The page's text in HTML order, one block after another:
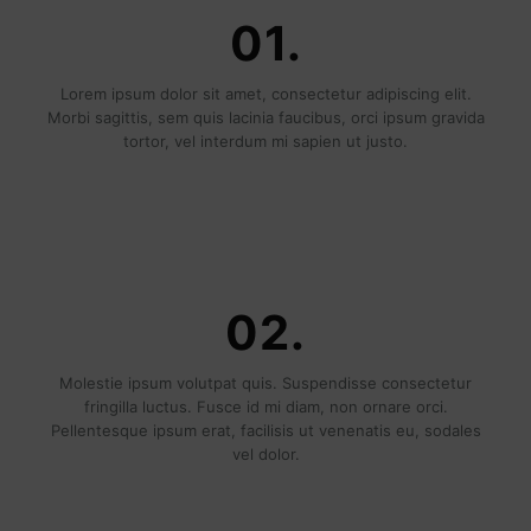
01.
Lorem ipsum dolor sit amet, consectetur adipiscing elit.
Morbi sagittis, sem quis lacinia faucibus, orci ipsum gravida
tortor, vel interdum mi sapien ut justo.
02.
Molestie ipsum volutpat quis. Suspendisse consectetur
fringilla luctus. Fusce id mi diam, non ornare orci.
Pellentesque ipsum erat, facilisis ut venenatis eu, sodales
vel dolor.